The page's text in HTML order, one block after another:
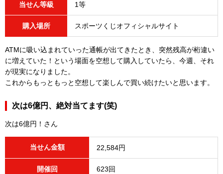
当せん等級 1等
購入場所 スポーツくじオフィシャルサイト
ATMに吸い込まれていった通帳が出てきたとき、突然残高が桁違い
に増えていた！という場面を空想して購入していたら、今週、それ
が現実になりました。
これからもっともっと空想して楽しんで買い続けたいと思います。
次は6億円、絶対当てます(笑)
次は6億円！さん
当せん金額 22,584円
開催回 623回